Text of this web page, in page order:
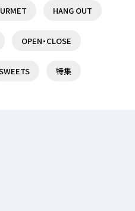
業施設『トリエ京王調布』を特集
ン】京王線沿線でオススメの高級
HANG OUT
OPEN・CLOSE
特集